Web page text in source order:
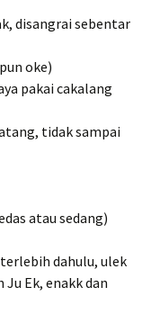
disangrai sebentar
oke)
pakai cakalang
tidak sampai
atau sedang)
dahulu, ulek
Ju Ek, enakk dan